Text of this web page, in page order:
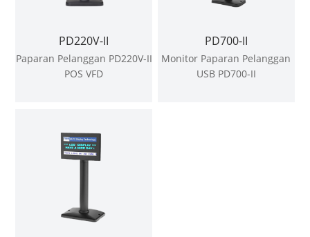
PD220V-II
Paparan Pelanggan PD220V-II
POS VFD
PD700-II
Monitor Paparan Pelanggan
USB PD700-II